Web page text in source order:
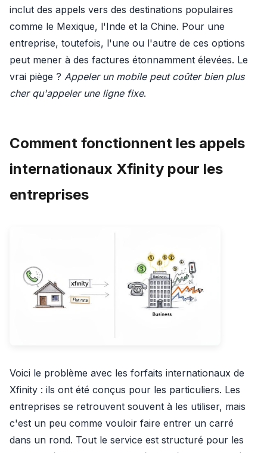
inclut des appels vers des destinations populaires
comme le Mexique, l'Inde et la Chine. Pour une
entreprise, toutefois, l'une ou l'autre de ces options
peut mener à des factures étonnamment élevées. Le
vrai piège ? Appeler un mobile peut coûter bien plus
cher qu'appeler une ligne fixe.
Comment fonctionnent les appels
internationaux Xfinity pour les
entreprises
Voici le problème avec les forfaits internationaux de
Xfinity : ils ont été conçus pour les particuliers. Les
entreprises se retrouvent souvent à les utiliser, mais
c'est un peu comme vouloir faire entrer un carré
dans un rond. Tout le service est structuré pour les